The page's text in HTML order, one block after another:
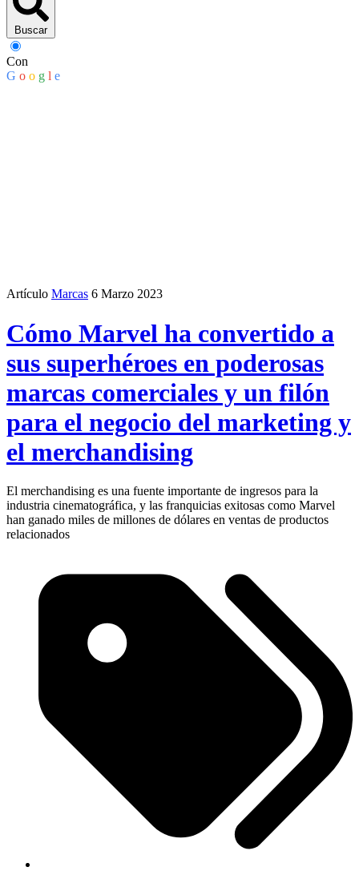
Buscar
Con
G o o g l e
Artículo Marcas 6 Marzo 2023
Cómo Marvel ha convertido a
sus superhéroes en poderosas
marcas comerciales y un filón
para el negocio del marketing y
el merchandising
El merchandising es una fuente importante de ingresos para la
industria cinematográfica, y las franquicias exitosas como Marvel
han ganado miles de millones de dólares en ventas de productos
relacionados